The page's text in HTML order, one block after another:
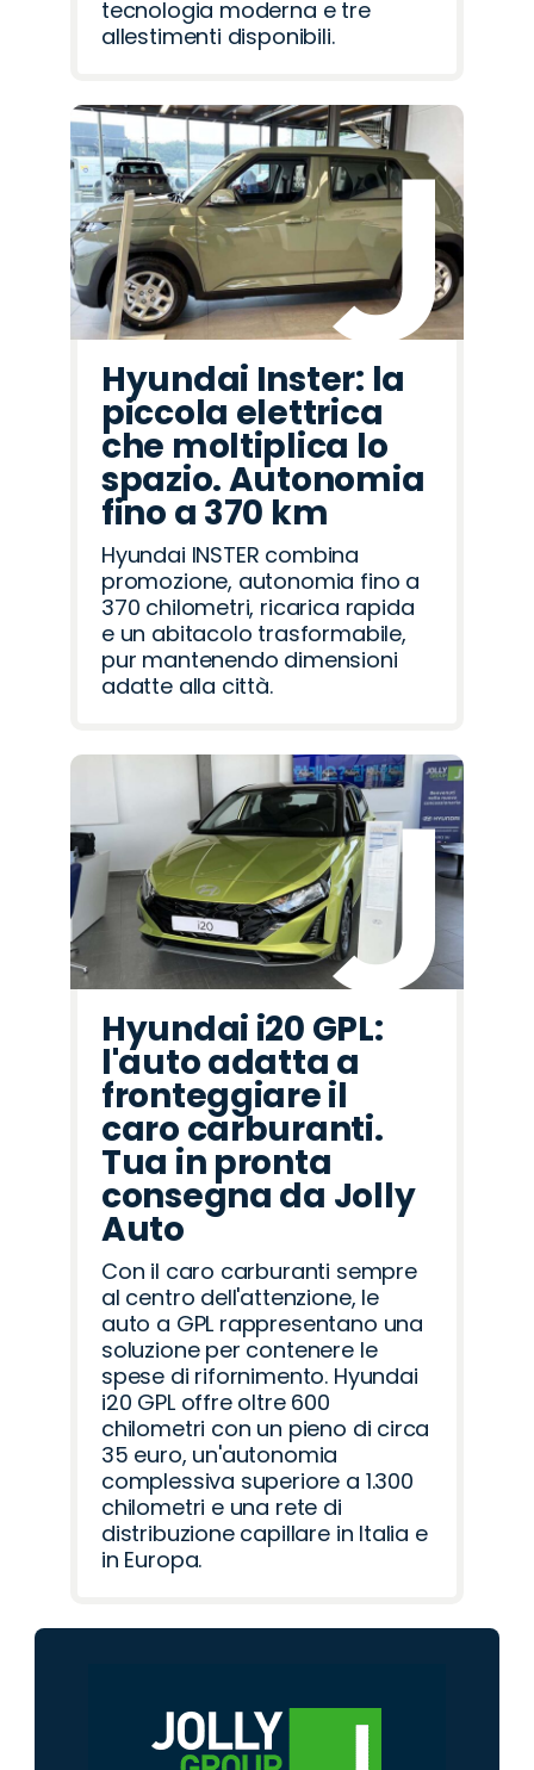
tecnologia moderna e tre
allestimenti disponibili.
Hyundai Inster: la
piccola elettrica
che moltiplica lo
spazio. Autonomia
fino a 370 km
Hyundai INSTER combina
promozione, autonomia fino a
370 chilometri, ricarica rapida
e un abitacolo trasformabile,
pur mantenendo dimensioni
adatte alla città.
Hyundai i20 GPL:
l'auto adatta a
fronteggiare il
caro carburanti.
Tua in pronta
consegna da Jolly
Auto
Con il caro carburanti sempre
al centro dell'attenzione, le
auto a GPL rappresentano una
soluzione per contenere le
spese di rifornimento. Hyundai
i20 GPL offre oltre 600
chilometri con un pieno di circa
35 euro, un'autonomia
complessiva superiore a 1.300
chilometri e una rete di
distribuzione capillare in Italia e
in Europa.